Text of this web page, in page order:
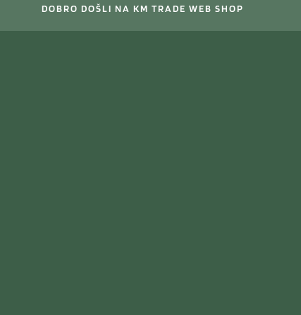
DOBRO DOŠLI NA KM TRADE WEB SHOP